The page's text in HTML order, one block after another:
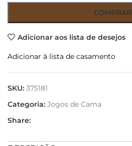
COMPRAR
Adicionar aos lista de desejos
Adicionar à lista de casamento
SKU: 375181
Categoria: Jogos de Cama
Share: